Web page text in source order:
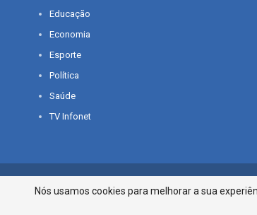
Educação
Economia
Esporte
Política
Saúde
TV Infonet
© 2026 - O que é notícia em Sergipe. Todos os direitos
Nós usamos cookies para melhorar a sua